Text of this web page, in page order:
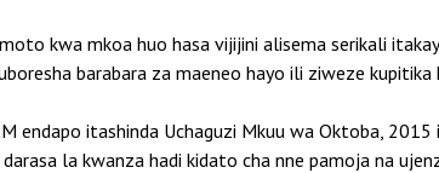
kwa mkoa huo hasa vijijini alisema serikali
barabara za maeneo hayo ili ziweze kupitika
endapo itashinda Uchaguzi Mkuu wa Oktoba,
la kwanza hadi kidato cha nne pamoja na